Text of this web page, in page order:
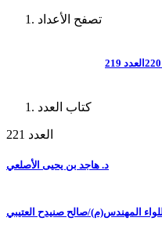
تصفح الأعداد
العدد 219
كتاب العدد
العدد 221
د. هاجد بن يحيى الأصلعي
المهندس(م)/صالح صنيدح العتيبي